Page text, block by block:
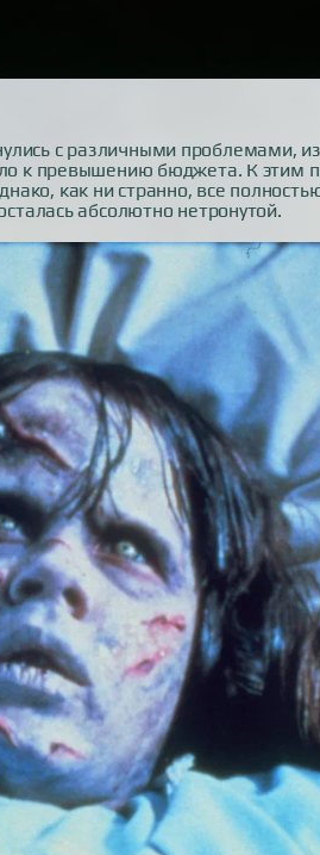
с различными проблемами,
к превышению бюджета. К этим
как ни странно, все
абсолютно нетронутой.